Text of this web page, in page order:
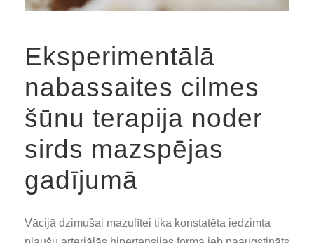
Eksperimentālā
nabassaites cilmes
šūnu terapija noder
sirds mazspējas
gadījumā
Vācijā dzimušai mazulītei tika konstatēta iedzimta